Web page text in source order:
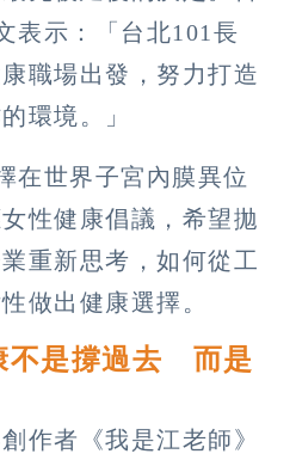
表示：「台北101長
職場出發，努力打造
環境。」
在世界子宮內膜異位
性健康倡議，希望拋
重新思考，如何從工
做出健康選擇。
不是撐過去
而是
作者《我是江老師》